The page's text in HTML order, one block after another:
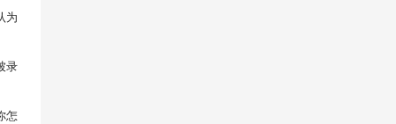
为
录
怎